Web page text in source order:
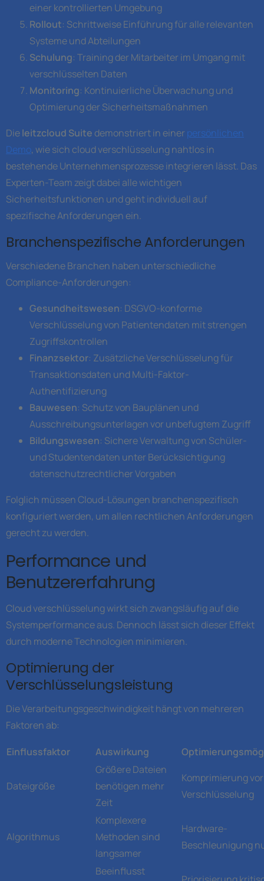
einer kontrollierten Umgebung
Rollout: Schrittweise Einführung für alle relevanten
Systeme und Abteilungen
Schulung: Training der Mitarbeiter im Umgang mit
verschlüsselten Daten
Monitoring: Kontinuierliche Überwachung und
Optimierung der Sicherheitsmaßnahmen
Dieleitzcloud Suite demonstriert in einer persönlichen
Demo, wie sich cloud verschlüsselung nahtlos in
bestehende Unternehmensprozesse integrieren lässt. Das
Experten-Team zeigt dabei alle wichtigen
Sicherheitsfunktionen und geht individuell auf
spezifische Anforderungen ein.
Branchenspezifische Anforderungen
Verschiedene Branchen haben unterschiedliche
Compliance-Anforderungen:
Gesundheitswesen: DSGVO-konforme
Verschlüsselung von Patientendaten mit strengen
Zugriffskontrollen
Finanzsektor: Zusätzliche Verschlüsselung für
Transaktionsdaten und Multi-Faktor-
Authentifizierung
Bauwesen: Schutz von Bauplänen und
Ausschreibungsunterlagen vor unbefugtem Zugriff
Bildungswesen: Sichere Verwaltung von Schüler-
und Studentendaten unter Berücksichtigung
datenschutzrechtlicher Vorgaben
Folglich müssen Cloud-Lösungen branchenspezifisch
konfiguriert werden, um allen rechtlichen Anforderungen
gerecht zu werden.
Performance und
Benutzererfahrung
Cloud verschlüsselung wirkt sich zwangsläufig auf die
Systemperformance aus. Dennoch lässt sich dieser Effekt
durch moderne Technologien minimieren.
Optimierung der
Verschlüsselungsleistung
Die Verarbeitungsgeschwindigkeit hängt von mehreren
Faktoren ab:
Einflussfaktor Auswirkung
Dateigröße
Größere Dateien
benötigen mehr
Zeit
Komprimierung vor
Verschlüsselung
Algorithmus
Komplexere
Methoden sind
langsamer
Hardware-
Beschleunigung
Beeinflusst